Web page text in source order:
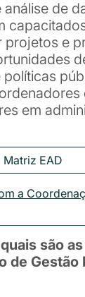
de
projetos e
em
Matriz EAD
a
quais são
de Gestão